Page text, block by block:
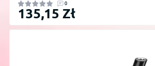
0
135,15 Zł